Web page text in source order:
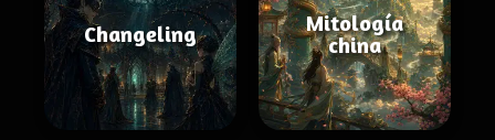
Changeling
Mitología
china